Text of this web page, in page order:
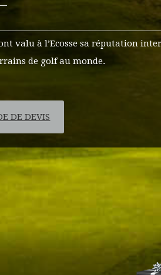
valu à l’Ecosse sa réputation
de golf au monde.
DE DEVIS